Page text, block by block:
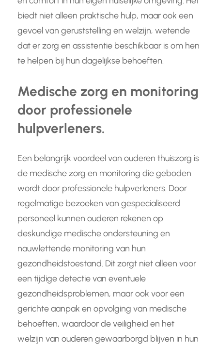
biedt niet alleen praktische hulp, maar ook een
gevoel van geruststelling en welzijn, wetende
dat er zorg en assistentie beschikbaar is om hen
te helpen bij hun dagelijkse behoeften.
Medische zorg en monitoring
door professionele
hulpverleners.
Een belangrijk voordeel van ouderen thuiszorg is
de medische zorg en monitoring die geboden
wordt door professionele hulpverleners. Door
regelmatige bezoeken van gespecialiseerd
personeel kunnen ouderen rekenen op
deskundige medische ondersteuning en
nauwlettende monitoring van hun
gezondheidstoestand. Dit zorgt niet alleen voor
een tijdige detectie van eventuele
gezondheidsproblemen, maar ook voor een
gerichte aanpak en opvolging van medische
behoeften, waardoor de veiligheid en het
welzijn van ouderen gewaarborgd blijven in hun